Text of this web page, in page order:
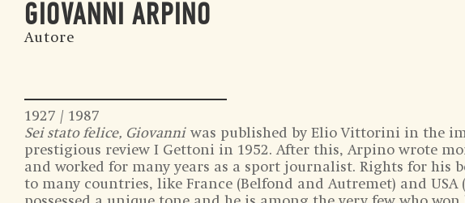
GIOVANNI ARPINO
Autore
1927 / 1987
Sei stato felice, Giovanni was published by Elio Vittorini in the
prestigious review I Gettoni in 1952. After this, Arpino wrote
and worked for many years as a sport journalist. Rights for his
to many countries, like France (Belfond and Autremet) and USA